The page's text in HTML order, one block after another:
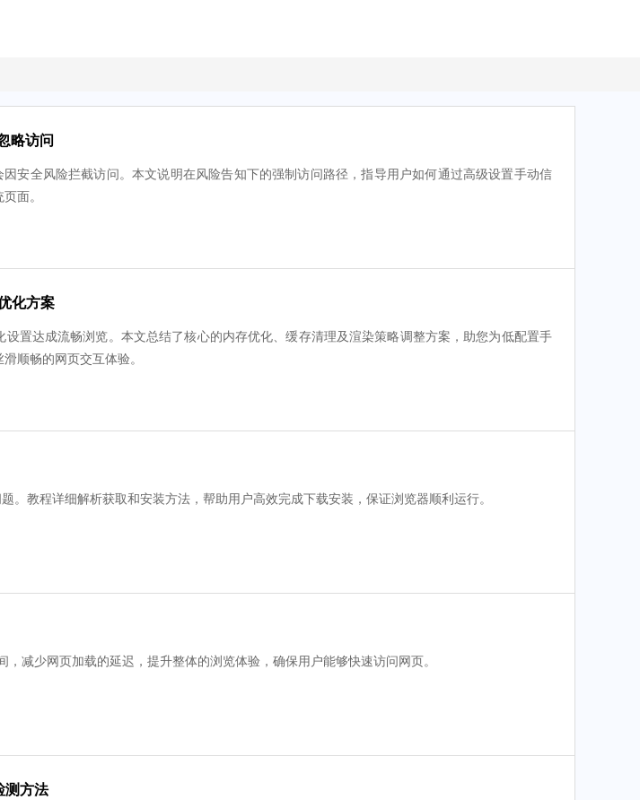
略访问
安全风险拦截访问。本文说明在风险告知下的强制访问路径，指导用户如何通过高级设置手动信
面。
化方案
置达成流畅浏览。本文总结了核心的内存优化、缓存清理及渲染策略调整方案，助您为低配置手
顺畅的网页交互体验。
。教程详细解析获取和安装方法，帮助用户高效完成下载安装，保证浏览器顺利运行。
减少网页加载的延迟，提升整体的浏览体验，确保用户能够快速访问网页。
方法